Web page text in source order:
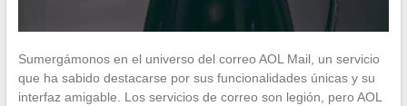
Sumergámonos en el universo del correo AOL Mail, un servicio
que ha sabido destacarse por sus funcionalidades únicas y su
interfaz amigable. Los servicios de correo son legión, pero AOL